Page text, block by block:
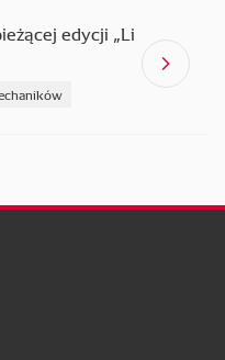
edycji „Li